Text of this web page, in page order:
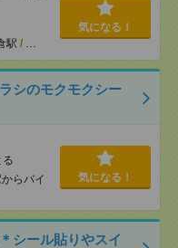
駅 / …
気になる！
シのモクモクシー
らバイ
気になる！
シール貼りやスイ